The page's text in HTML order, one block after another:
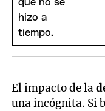
El impacto de la
una incógnita. Si